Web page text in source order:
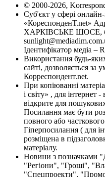
© 2000-2026,
Суб'єкт у сфері
«КореспонденТ.net»
ХАРКІВСЬКЕ ШОСЕ,
Ідентифікатор медіа –
Використання будь-
сайті, дозволяється за
Корреспондент.net.
При копіюванні
і світу» , для інтернет
відкрите для
Посилання має бути
повного або
Гіперпосилання ( для
розміщена в
матеріалу.
Новини з позначками
"Регіони", "Гроші",
"Спецпроекти",